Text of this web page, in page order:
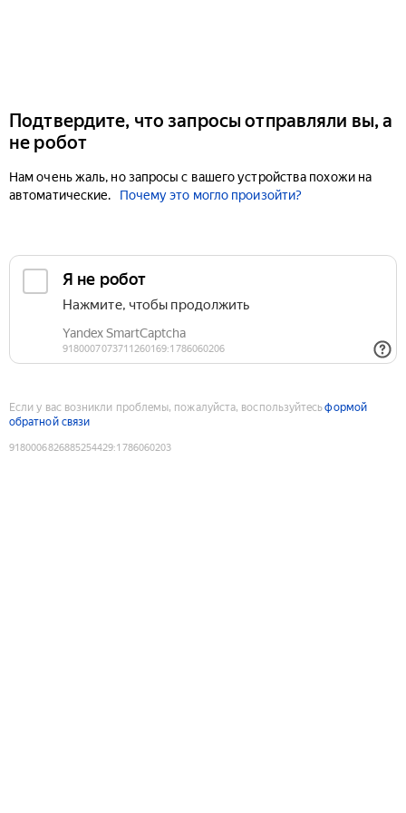
Подтвердите, что запросы отправляли вы, а
не робот
Нам очень жаль, но запросы с вашего устройства похожи на
автоматические.
Почему это могло произойти?
Если у вас возникли проблемы, пожалуйста, воспользуйтесьформой
обратной связи
9180006826885254429:1786060203